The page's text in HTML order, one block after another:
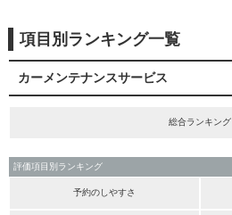
項目別ランキング一覧
カーメンテナンスサービス
総合ランキング
評価項目別ランキング
予約のしやすさ